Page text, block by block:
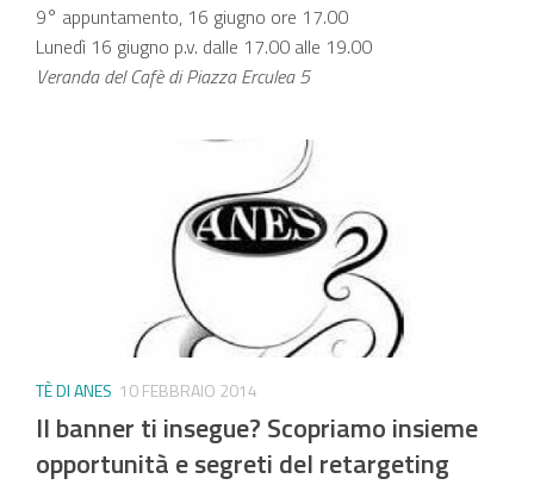
9° appuntamento, 16 giugno ore 17.00
Lunedì 16 giugno p.v. dalle 17.00 alle 19.00
Veranda del Cafè di Piazza Erculea 5
TÈ DI ANES 10 FEBBRAIO 2014
Il banner ti insegue? Scopriamo insieme
opportunità e segreti del retargeting